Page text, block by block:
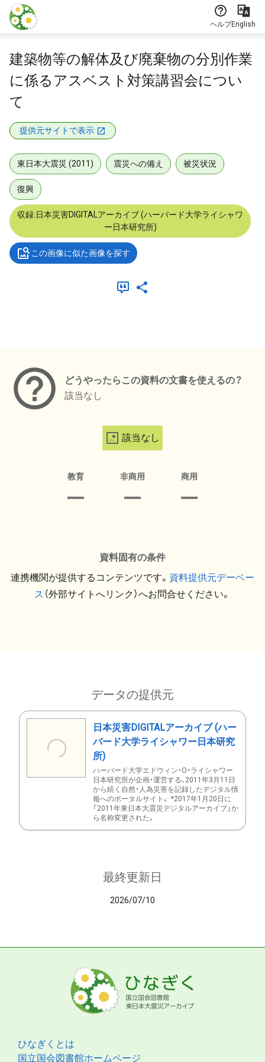
本文に飛ぶ
ヘルプEnglish
建築物等の解体及び廃棄物の分別作業
に係るアスベスト対策講習会につい
て
提供元サイトで表示
東日本大震災 (2011) 震災への備え 被災状況
復興
収録:日本災害DIGITALアーカイブ (ハーバード大学ライシャワ
ー日本研究所)
この画像に似た画像を探す
どうやったらこの資料の文書を使えるの？
該当なし
該当なし
教育 非商用 商用
資料固有の条件
連携機関が提供するコンテンツです。 資料提供元デーベー
ス （外部サイトへリンク）へお問合せください。
データの提供元
日本災害DIGITALアーカイブ (ハー
バード大学ライシャワー日本研究
所)
ハーバード大学エドウィン・O・ライシャワー
日本研究所が企画・運営する、2011年3月11日
から続く自然・人為災害を記録したデジタル情
報へのポータルサイト。 *2017年1月20日に
「2011年東日本大震災デジタルアーカイブ」か
ら名称変更された。
最終更新日
2026/07/10
ひなぎくとは
国立国会図書館ホームページ